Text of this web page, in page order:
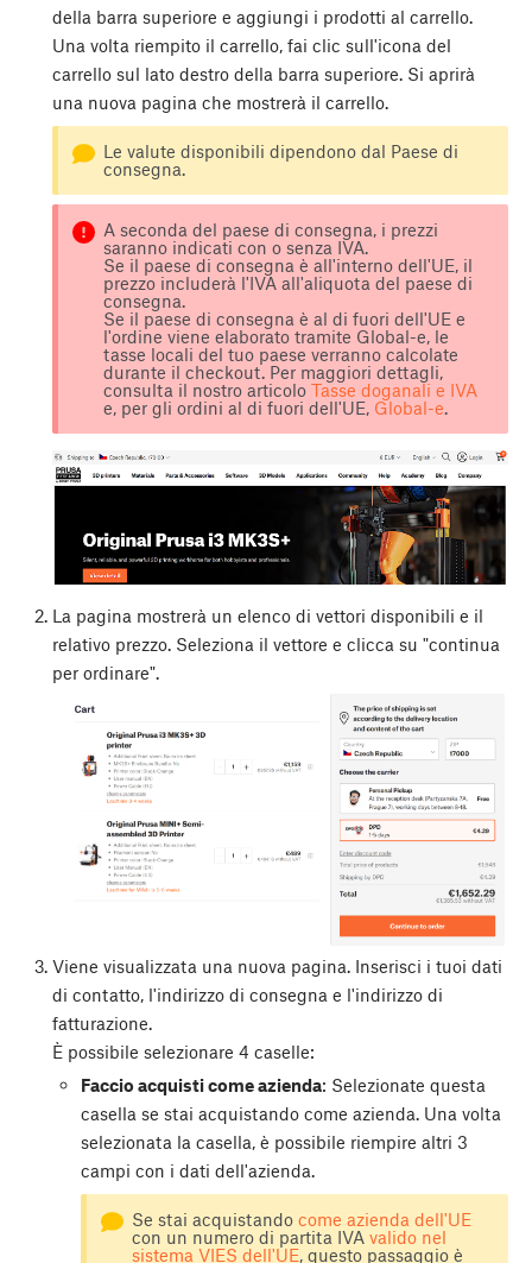
della barra superiore e aggiungi i prodotti al carrello.
Una volta riempito il carrello, fai clic sull'icona del
carrello sul lato destro della barra superiore. Si aprirà
una nuova pagina che mostrerà il carrello.
Le valute disponibili dipendono dal Paese di
consegna.
A seconda del paese di consegna, i prezzi
saranno indicati con o senza IVA.
Se il paese di consegna è all'interno dell'UE, il
prezzo includerà l'IVA all'aliquota del paese di
consegna.
Se il paese di consegna è al di fuori dell'UE e
l'ordine viene elaborato tramite Global-e, le
tasse locali del tuo paese verranno calcolate
durante il checkout. Per maggiori dettagli,
consulta il nostro articoloTasse doganali e IVA
e, per gli ordini al di fuori dell'UE, Global-e.
La pagina mostrerà un elenco di vettori disponibili e il
relativo prezzo. Seleziona il vettore e clicca su "continua
per ordinare".
Viene visualizzata una nuova pagina. Inserisci i tuoi dati
di contatto, l'indirizzo di consegna e l'indirizzo di
fatturazione.
È possibile selezionare 4 caselle:
Faccio acquisti come azienda: Selezionate questa
casella se stai acquistando come azienda. Una volta
selezionata la casella, è possibile riempire altri 3
campi con i dati dell'azienda.
Se stai acquistandocome azienda dell'UE
con un numero di partita IVAvalido nel
sistema VIES dell'UE, questo passaggio è